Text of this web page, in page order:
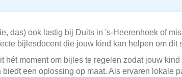
das) ook lastig bij Duits in 's-Heerenhoek of
bijlesdocent die jouw kind kan helpen om dit
hét moment om bijles te regelen zodat jouw
een oplossing op maat. Als ervaren lokale